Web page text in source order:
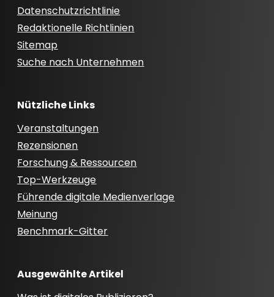
Datenschutzrichtlinie
Redaktionelle Richtlinien
Sitemap
Suche nach Unternehmen
Nützliche Links
Veranstaltungen
Rezensionen
Forschung & Ressourcen
Top-Werkzeuge
Führende digitale Medienverlage
Meinung
Benchmark-Gitter
Ausgewählte Artikel